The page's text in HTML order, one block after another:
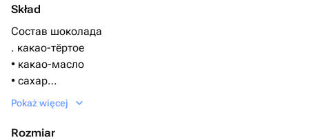
Skład
Состав шоколада
. какао-тёртое
• какао-масло
• сахар
• лецитин (эмульгатор, чаще соевый)
Начинка -крем из черной смородины и джем из черной
Pokaż więcej
Rozmiar